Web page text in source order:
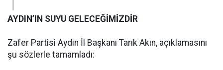
AYDIN’IN SUYU GELECEĞİMİZDİR
Zafer Partisi Aydın İl Başkanı Tarık Akın, açıklamasını
şu sözlerle tamamladı: